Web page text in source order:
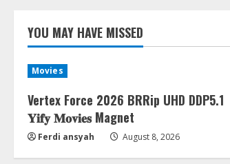
YOU MAY HAVE MISSED
Movies
Vertex Force 2026 BRRip UHD DDP5.1
𝐘𝐢𝐟𝐲 𝐌𝐨𝐯𝐢𝐞𝐬 Magnet
Ferdi ansyah August 8, 2026